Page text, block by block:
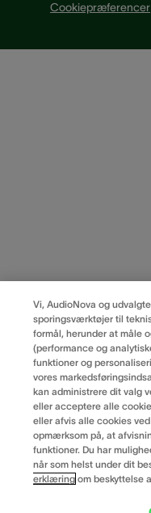
Cookiepræferencer
Vi, AudioNova og
sporingsværktøjer til
formål, herunder at måle
(performance og
funktioner og
vores
kan administrere dit valg
eller acceptere alle
eller afvis alle cookies
opmærksom på, at
funktioner. Du har
når som helst under dit
erklæring om beskyttelse